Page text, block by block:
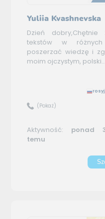
Yuliia Kvashnevska
Dzień dobry,Chętnie
tekstów w różnych
poszerzać wiedzę i
moim ojczystym, polski...
(Pokaż)
Aktywność: ponad
temu